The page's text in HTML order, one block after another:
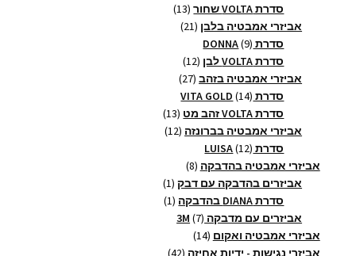
מוצרים
סדרת VOLTA שחור 13
13
אביזרי אמבטיה בלבן 21
21
סדרת DONNA 9
9
מוצרים סדרת VOLTA לבן 12
12
מוצרים
אביזרי אמבטיה בזהב 27
27
מוצרים
סדרת VITA GOLD 14
14
מוצרים סדרת VOLTA זהב מט 13
13
מוצרים
אביזרי אמבטיה בברונזה 12
12
סדרת LUISA 12
12
מוצרים
אביזרי אמבטיה בהדבקה 8
8
מוצריםאביזרים בהדבקה עם דבק 1מוצר
1
סדרת DIANA בהדבקה 1מוצר
אביזרים עם מדבקה 3M 7
7
מוצרים
אביזרי אמבטיה ואקום 14
14
מוצרים
42